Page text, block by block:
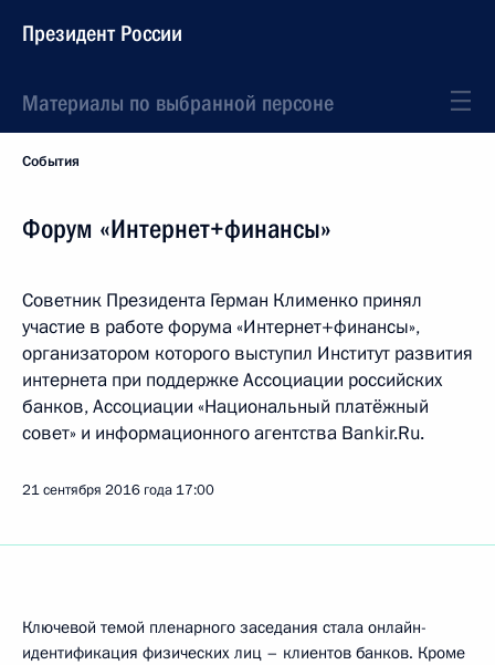
Президент России
Материалы по выбранной персоне
События
Форум «Интернет+финансы»
Советник Президента Герман Клименко принял
участие в работе форума «Интернет+финансы»,
организатором которого выступил Институт развития
интернета при поддержке Ассоциации российских
банков, Ассоциации «Национальный платёжный
совет» и информационного агентства Bankir.Ru.
21 сентября 2016 года 17:00
Ключевой темой пленарного заседания стала онлайн-
идентификация физических лиц – клиентов банков. Кроме